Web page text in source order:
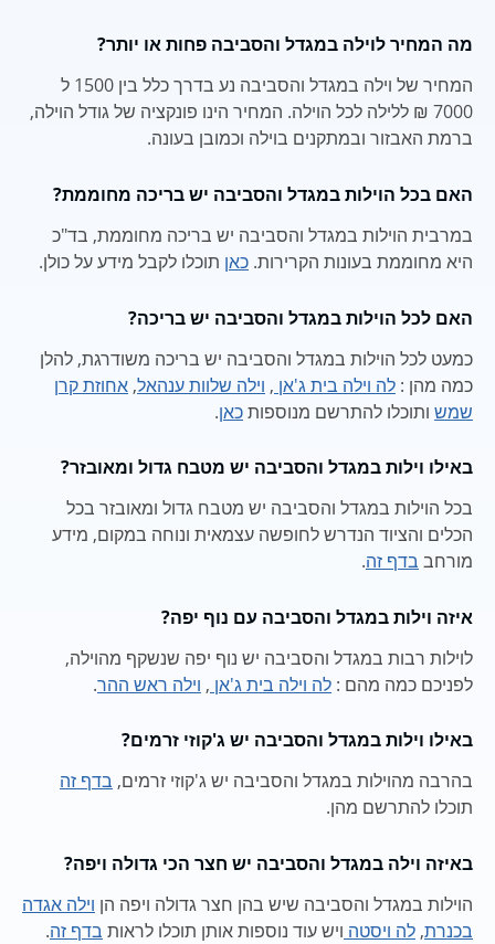
מה המחיר לוילה במגדל והסביבה פחות או יותר?
המחיר של וילה במגדל והסביבה נע בדרך כלל בין 1500 ל
7000 ₪ ללילה לכל הוילה. המחיר הינו פונקציה של גודל הוילה,
ברמת האבזור ובמתקנים בוילה וכמובן בעונה.
האם בכל הוילות במגדל והסביבה יש בריכה מחוממת?
במרבית הוילות במגדל והסביבה יש בריכה מחוממת, בד"כ
היא מחוממת בעונות הקרירות. כאן תוכלו לקבל מידע על כולן.
האם לכל הוילות במגדל והסביבה יש בריכה?
כמעט לכל הוילות במגדל והסביבה יש בריכה משודרגת, להלן
כמה מהן : לה וילה בית ג'אן , וילה שלוות ענהאל, אחוזת קרן
שמש ותוכלו להתרשם מנוספותכאן.
באילו וילות במגדל והסביבה יש מטבח גדול ומאובזר?
בכל הוילות במגדל והסביבה יש מטבח גדול ומאובזר בכל
הכלים והציוד הנדרש לחופשה עצמאית ונוחה במקום, מידע
מורחב בדף זה.
איזה וילות במגדל והסביבה עם נוף יפה?
לוילות רבות במגדל והסביבה יש נוף יפה שנשקף מהוילה,
לפניכם כמה מהם : לה וילה בית ג'אן , וילה ראש ההר.
באילו וילות במגדל והסביבה יש ג'קוזי זרמים?
בהרבה מהוילות במגדל והסביבה יש ג'קוזי זרמים, בדף זה
תוכלו להתרשם מהן.
באיזה וילה במגדל והסביבה יש חצר הכי גדולה ויפה?
הוילות במגדל והסביבה שיש בהן חצר גדולה ויפה הן וילה אגדה
בכנרת, לה ויסטה ויש עוד נוספות אותן תוכלו לראות בדף זה.